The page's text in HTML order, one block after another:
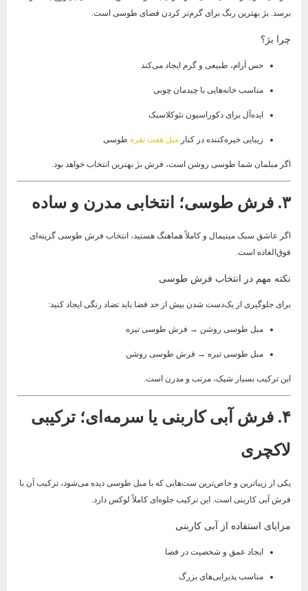
برسد. بژ بهترین رنگ برای گرم‌تر کردن فضای طوسی است.
چرا بژ؟
حس آرام، طبیعی و گرم ایجاد می‌کند
مناسب خانه‌هایی با چیدمان چوبی
ایده‌آل برای دکوراسیون نئوکلاسیک
زیبایی خیره‌کننده در کنارمبل هفت نفره طوسی
اگر مبلمان شما طوسی روشن است، فرش بژ بهترین انتخاب خواهد بود.
۳. فرش طوسی؛ انتخابی مدرن و ساده
اگر عاشق سبک مینیمال و کاملاً هماهنگ هستید، انتخاب فرش طوسی گزینه‌ای
فوق‌العاده است.
نکته مهم در انتخاب فرش طوسی
برای جلوگیری از یک‌دست شدن بیش از حد فضا باید تضاد رنگی ایجاد کنید:
مبل طوسی روشن → فرش طوسی تیره
مبل طوسی تیره → فرش طوسی روشن
این ترکیب بسیار شیک، مرتب و مدرن است.
۴. فرش آبی کاربنی یا سرمه‌ای؛ ترکیبی
لاکچری
یکی از زیباترین و خاص‌ترین ست‌هایی که با مبل طوسی دیده می‌شود، ترکیب آن با
فرش آبی کاربنی است. این ترکیب جلوه‌ای کاملاً لوکس دارد.
مزایای استفاده از آبی کاربنی
ایجاد عمق و شخصیت در فضا
مناسب پذیرایی‌های بزرگ